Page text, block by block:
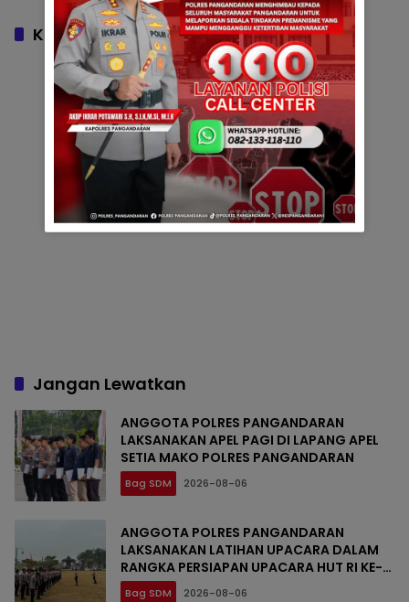
MASYARAKAT
BERSAMA MASYARAKAT
Komentar
Jangan Lewatkan
ANGGOTA POLRES PANGANDARAN
LAKSANAKAN APEL PAGI DI LAPANG APEL
SETIA MAKO POLRES PANGANDARAN
Bag SDM 2026-08-06
ANGGOTA POLRES PANGANDARAN
LAKSANAKAN LATIHAN UPACARA DALAM
RANGKA PERSIAPAN UPACARA HUT RI KE-
81Bag SDM 2026-08-06